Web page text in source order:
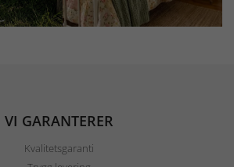
VI GARANTERER
Kvalitetsgaranti